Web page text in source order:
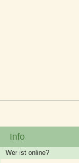
Info
Wer ist online?